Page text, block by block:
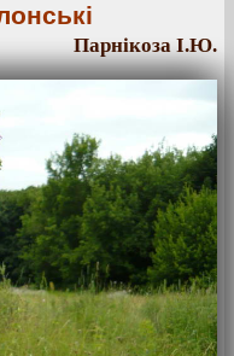
Парнікоза І.Ю.